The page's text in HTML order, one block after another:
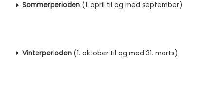
Sommerperioden (1. april til og med september)
Vinterperioden (1. oktober til og med 31. marts)